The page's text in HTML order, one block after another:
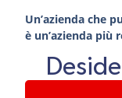
Un’azienda che
è un’azienda più